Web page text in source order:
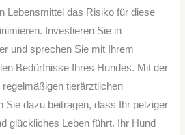
Lebensmittel das Risiko für diese
Investieren Sie in
und sprechen Sie mit Ihrem
Bedürfnisse Ihres Hundes. Mit der
tierärztlichen
Sie dazu beitragen, dass Ihr pelziger
glückliches Leben führt. Ihr Hund